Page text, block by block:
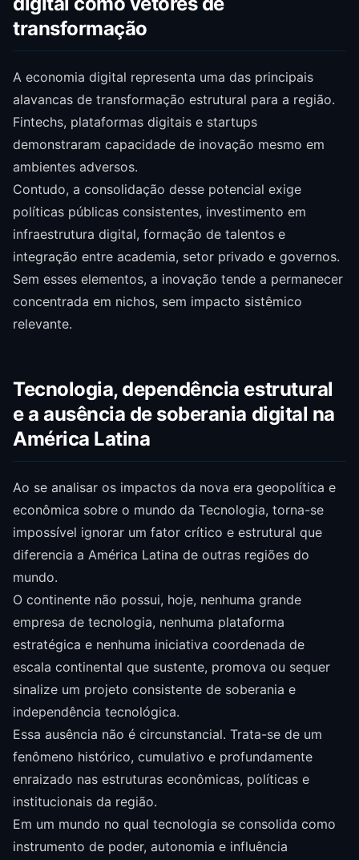
transformação
A economia digital representa uma das principais
alavancas de transformação estrutural para a região.
Fintechs, plataformas digitais e startups
demonstraram capacidade de inovação mesmo em
ambientes adversos.
Contudo, a consolidação desse potencial exige
políticas públicas consistentes, investimento em
infraestrutura digital, formação de talentos e
integração entre academia, setor privado e governos.
Sem esses elementos, a inovação tende a permanecer
concentrada em nichos, sem impacto sistêmico
relevante.
Tecnologia, dependência estrutural
e a ausência de soberania digital na
América Latina
Ao se analisar os impactos da nova era geopolítica e
econômica sobre o mundo da Tecnologia, torna-se
impossível ignorar um fator crítico e estrutural que
diferencia a América Latina de outras regiões do
mundo.
O continente não possui, hoje, nenhuma grande
empresa de tecnologia, nenhuma plataforma
estratégica e nenhuma iniciativa coordenada de
escala continental que sustente, promova ou sequer
sinalize um projeto consistente de soberania e
independência tecnológica.
Essa ausência não é circunstancial. Trata-se de um
fenômeno histórico, cumulativo e profundamente
enraizado nas estruturas econômicas, políticas e
institucionais da região.
Em um mundo no qual tecnologia se consolida como
instrumento de poder, autonomia e influência